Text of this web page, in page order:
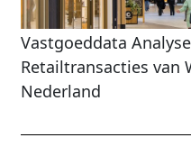
Vastgoeddata
Retailtransacties van
Nederland